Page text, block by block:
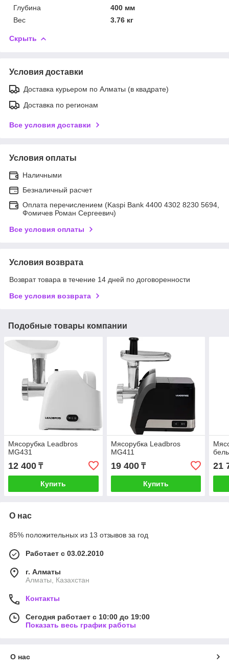
Глубина
400 мм
Вес
3.76 кг
Скрыть
Условия доставки
Доставка курьером по Алматы (в квадрате)
Доставка по регионам
Все условия доставки
Условия оплаты
Наличными
Безналичный расчет
Оплата перечислением (Kaspi Bank 4400 4302 8230 5694,
Фомичев Роман Сергеевич)
Все условия оплаты
Условия возврата
Возврат товара в течение 14 дней по договоренности
Все условия возврата
Подобные товары компании
Мясорубка Leadbros
MG431
12 400 ₸
Купить
Мясорубка Leadbros
MG411
19 400₸
Купить
21
О нас
85% положительных из 13 отзывов за год
Работает с 03.02.2010
г. Алматы
Алматы, Казахстан
Контакты
Сегодня работает с 10:00 до 19:00
Показать весь график работы
О нас